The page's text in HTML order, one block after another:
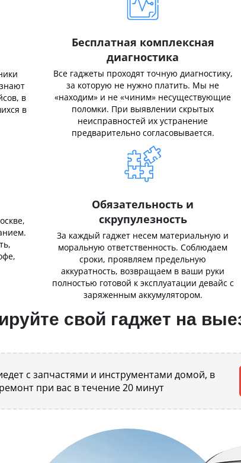
в
в
Бесплатная комплексная
диагностика
Все гаджеты проходят точную диагностику,
за которую не нужно платить. Мы не
«находим» и не «чиним» несуществующие
поломки. При выявлении скрытых
неисправностей их устранение
предварительно согласовывается.
Обязательность и
скрупулезность
За каждый гаджет несем материальную и
моральную ответственность. Соблюдаем
сроки, проявляем предельную
аккуратность, возвращаем в ваши руки
полностью готовой к эксплуатации девайс с
заряженным аккумулятором.
свой гаджет на
с запчастями и инструментами домой, в
при вас в течение 20 минут